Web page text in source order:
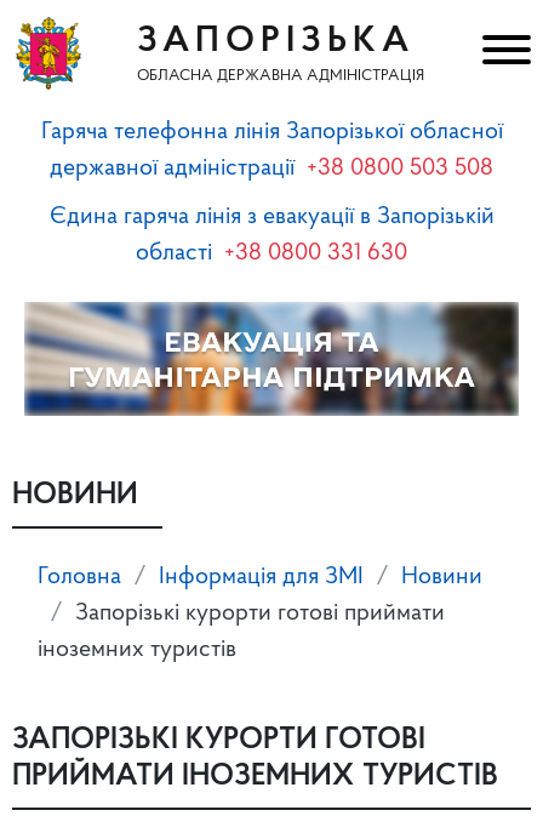
ЗАПОРІЗЬКА
ОБЛАСНА ДЕРЖАВНА АДМІНІСТРАЦІЯ
Гаряча телефонна лінія Запорізької обласної
державної адміністрації +38 0800 503 508
Єдина гаряча лінія з евакуації в Запорізькій
області +38 0800 331 630
НОВИНИ
Головна Інформація для ЗМІ
Новини
Запорізькі курорти готові приймати
іноземних туристів
ЗАПОРІЗЬКІ КУРОРТИ ГОТОВІ
ПРИЙМАТИ ІНОЗЕМНИХ ТУРИСТІВ